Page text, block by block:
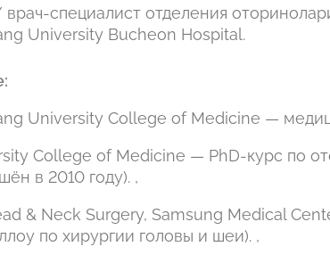
специалист отделения
University Bucheon Hospital.
University College of Medicine —
College of Medicine — PhD-курс по
в 2010 году). ,
& Neck Surgery, Samsung Medical
по хирургии головы и шеи). ,